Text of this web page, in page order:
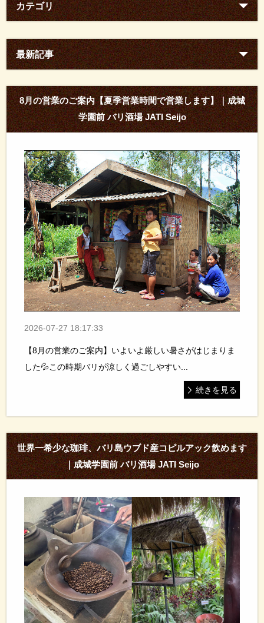
カテゴリ
最新記事
8月の営業のご案内【夏季営業時間で営業します】｜成城
学園前 バリ酒場 JATI Seijo
2026-07-27 18:17:33
【8月の営業のご案内】いよいよ厳しい暑さがはじまりま
した💦この時期バリが涼しく過ごしやすい...
続きを見る
世界一希少な珈琲、バリ島ウブド産コピルアック飲めます
｜成城学園前 バリ酒場 JATI Seijo